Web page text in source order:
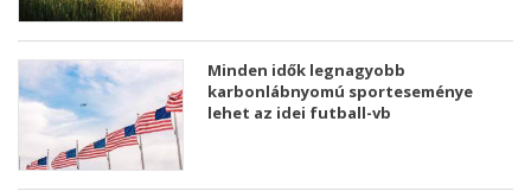
Minden idők legnagyobb
karbonlábnyomú sporteseménye
lehet az idei futball-vb